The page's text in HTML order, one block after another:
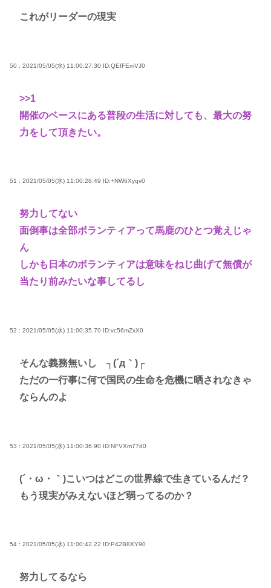
これがリーダーの現実
50 : 2021/05/05(水) 11:00:27.30 ID:QEfFEmVJ0
>>1
開催のベースにある普段の生活に対しても、最大の努
力をして頂きたい。
51 : 2021/05/05(水) 11:00:28.49 ID:+NW6Xyqv0
努力してない
面倒事は全部ボランティアって馬鹿のひとつ覚えじゃ
ん
しかも日本のボランティアは意味をねじ曲げて無償が
当たり前みたいな事してるし
52 : 2021/05/05(水) 11:00:35.70 ID:vc56mZxX0
そんな義務無いし ┐(´д｀)┌
ただの一行事に何で国民の生命を危機に晒されなきゃ
ならんのよ
53 : 2021/05/05(水) 11:00:36.90 ID:NFVXm77d0
(´・ω・｀)こいつはどこの世界線で生きているんだ？
もう現実がみえないほど弱ってるのか？
54 : 2021/05/05(水) 11:00:42.22 ID:P42B8XY90
努力してるなら